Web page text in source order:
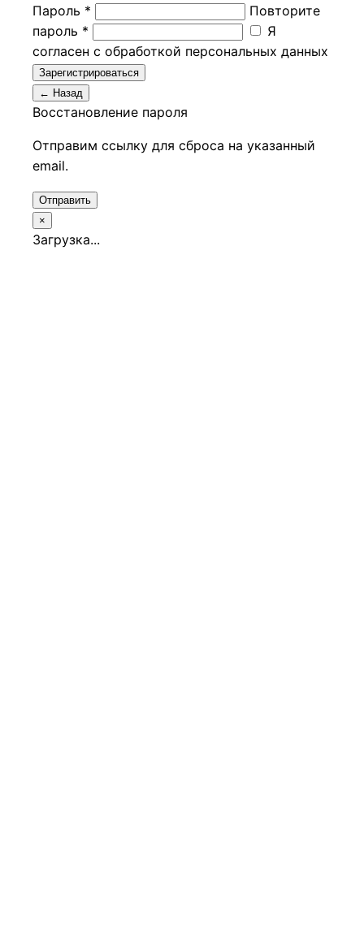
Пароль *
Повторите
пароль *
Я
согласен с обработкой персональных данных
Зарегистрироваться
← Назад
Восстановление пароля
Отправим ссылку для сброса на указанный
email.
Отправить
×
Загрузка...